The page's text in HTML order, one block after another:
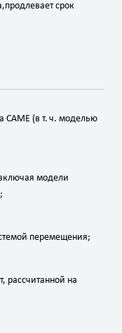
продлеваетсрок
CAME (в т. ч. моделью
модели
перемещения;
рассчитанной на